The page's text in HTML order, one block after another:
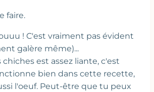
faire.
! C'est vraiment pas évident
galère même)...
chiches est assez liante, c'est
bien dans cette recette,
l'oeuf. Peut-être que tu peux